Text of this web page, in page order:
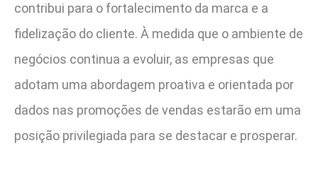
contribui para o fortalecimento da marca e a
fidelização do cliente. À medida que o ambiente de
negócios continua a evoluir, as empresas que
adotam uma abordagem proativa e orientada por
dados nas promoções de vendas estarão em uma
posição privilegiada para se destacar e prosperar.